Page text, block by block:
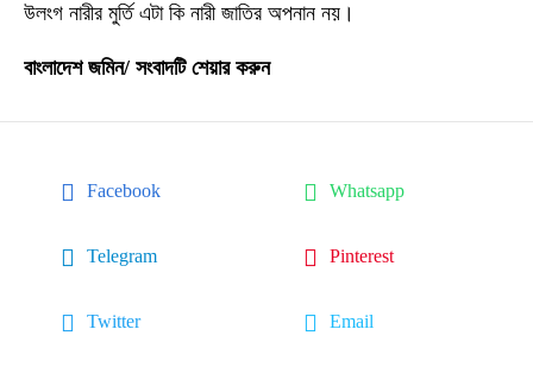
উলংগ নারীর মুর্তি এটা কি নারী জাতির অপনান নয়।
বাংলাদেশ জমিন/ সংবাদটি শেয়ার করুন
Facebook Whatsapp
Telegram Pinterest
Twitter Email